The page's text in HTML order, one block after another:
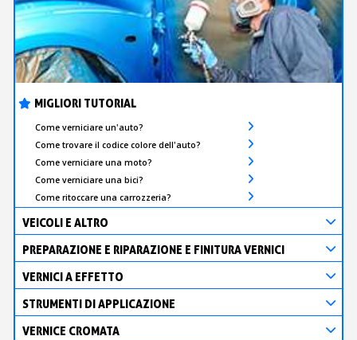
MIGLIORI TUTORIAL
Come verniciare un'auto?
Come trovare il codice colore dell'auto?
Come verniciare una moto?
Come verniciare una bici?
Come ritoccare una carrozzeria?
VEICOLI E ALTRO
PREPARAZIONE E RIPARAZIONE E FINITURA VERNICI
VERNICI A EFFETTO
STRUMENTI DI APPLICAZIONE
VERNICE CROMATA